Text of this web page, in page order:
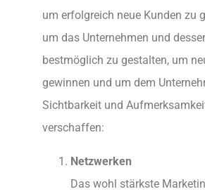
um erfolgreich neue Kunden zu
um das Unternehmen und
bestmöglich zu gestalten, um
gewinnen und um dem
Sichtbarkeit und
verschaffen:
Netzwerken
Das wohl stärkste